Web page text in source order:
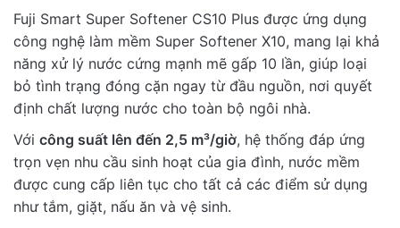
Fuji Smart Super Softener CS10 Plus được ứng dụng
công nghệ làm mềm Super Softener X10, mang lại khả
năng xử lý nước cứng mạnh mẽ gấp 10 lần, giúp loại
bỏ tình trạng đóng cặn ngay từ đầu nguồn, nơi quyết
định chất lượng nước cho toàn bộ ngôi nhà.
Với công suất lên đến 2,5 m³/giờ, hệ thống đáp ứng
trọn vẹn nhu cầu sinh hoạt của gia đình, nước mềm
được cung cấp liên tục cho tất cả các điểm sử dụng
như tắm, giặt, nấu ăn và vệ sinh.